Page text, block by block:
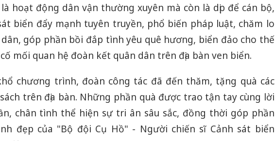
hoạt động dân vận thường xuyên mà còn là dịp để cán bộ,
biển đẩy mạnh tuyên truyền, phổ biến pháp luật, chăm lo
góp phần bồi đắp tình yêu quê hương, biển đảo cho thế
mối quan hệ đoàn kết quân dân trên địa bàn ven biển.
chương trình, đoàn công tác đã đến thăm, tặng quà các
trên địa bàn. Những phần quà được trao tận tay cùng lời
chân tình thể hiện sự tri ân sâu sắc, đồng thời góp phần
đẹp của "Bộ đội Cụ Hồ" - Người chiến sĩ Cảnh sát biển